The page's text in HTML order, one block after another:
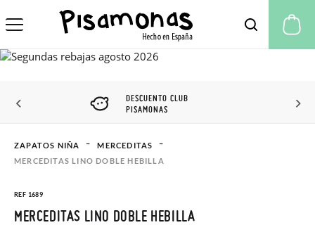
DESCUENTO CLUB
PISAMONAS
ZAPATOS NIÑA
MERCEDITAS
MERCEDITAS LINO DOBLE HEBILLA
REF 1689
MERCEDITAS LINO DOBLE HEBILLA